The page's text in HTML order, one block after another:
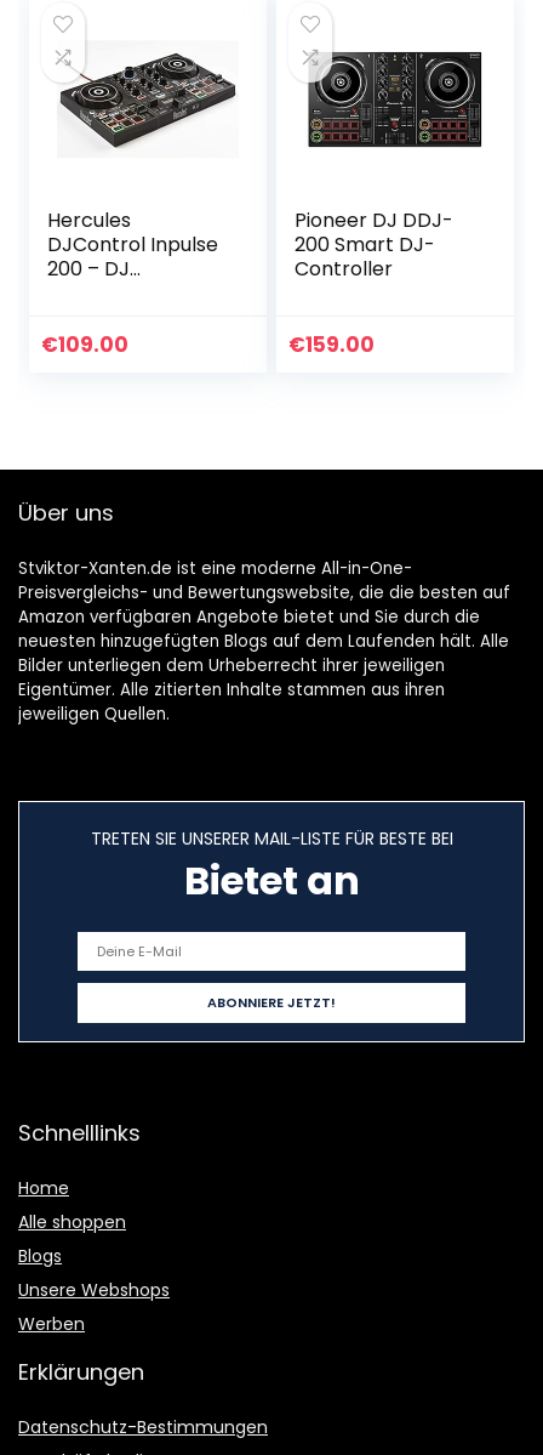
Hercules
DJControl Inpulse
200 – DJ
and sound card
€109.00
Pioneer DJ DDJ-
200 Smart DJ-
Controller
€159.00
Über uns
Stviktor-Xanten.de ist eine moderne All-in-One-
Preisvergleichs- und Bewertungswebsite, die die besten auf
Amazon verfügbaren Angebote bietet und Sie durch die
neuesten hinzugefügten Blogs auf dem Laufenden hält. Alle
Bilder unterliegen dem Urheberrecht ihrer jeweiligen
Eigentümer. Alle zitierten Inhalte stammen aus ihren
jeweiligen Quellen.
TRETEN SIE UNSERER MAIL-LISTE FÜR BESTE BEI
Bietet an
Schnelllinks
Home
Alle shoppen
Blogs
Unsere Webshops
Werben
Erklärungen
Datenschutz-Bestimmungen